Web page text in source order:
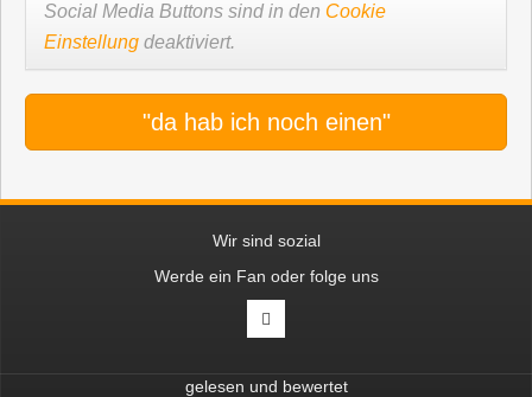
Social Media Buttons sind in den Cookie
Einstellung deaktiviert.
"da hab ich noch einen"
Wir sind sozial
Werde ein Fan oder folge uns
gelesen und bewertet